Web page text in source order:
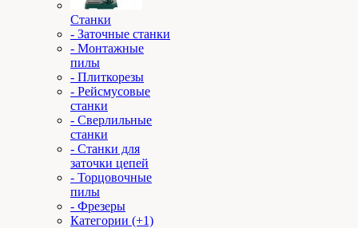
Станки
- Заточные станки
- Монтажные
пилы
- Плиткорезы
- Рейсмусовые
станки
- Сверлильные
станки
- Станки для
заточки цепей
- Торцовочные
пилы
- Фрезеры
Категории (+1)